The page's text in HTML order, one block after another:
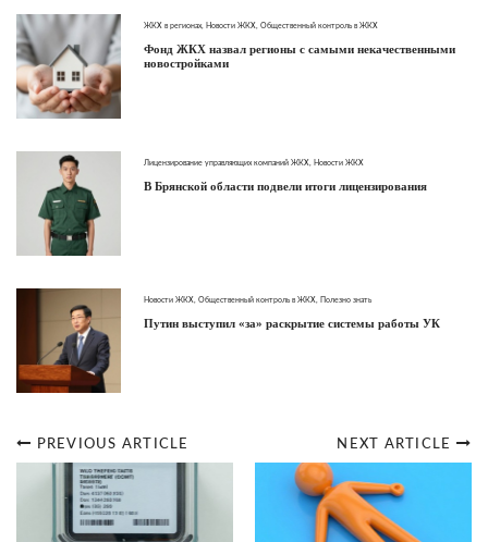
ЖКХ в регионах Новости ЖКХ Общественный контроль в ЖКХ
Фонд ЖКХ назвал регионы с самыми некачественными
новостройками
Лицензирование управляющих компаний ЖКХ Новости ЖКХ
В Брянской области подвели итоги лицензирования
Новости ЖКХ Общественный контроль в ЖКХ Полезно знать
Путин выступил «за» раскрытие системы работы УК
Post
navigation
NEXT ARTICLE
PREVIOUS ARTICLE